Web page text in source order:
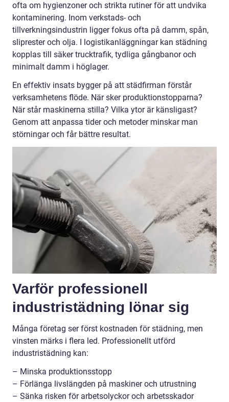
ofta om hygienzoner och strikta rutiner för att undvika
kontaminering. Inom verkstads- och
tillverkningsindustrin ligger fokus ofta på damm, spån,
sliprester och olja. I logistikanläggningar kan städning
kopplas till säker trucktrafik, tydliga gångbanor och
minimalt damm i höglager.
En effektiv insats bygger på att städfirman förstår
verksamhetens flöde. När sker produktionstopparna?
När står maskinerna stilla? Vilka ytor är känsligast?
Genom att anpassa tider och metoder minskar man
störningar och får bättre resultat.
Varför professionell
industristädning lönar sig
Många företag ser först kostnaden för städning, men
vinsten märks i flera led. Professionellt utförd
industristädning kan:
– Minska produktionsstopp
– Förlänga livslängden på maskiner och utrustning
– Sänka risken för arbetsolyckor och arbetsskador